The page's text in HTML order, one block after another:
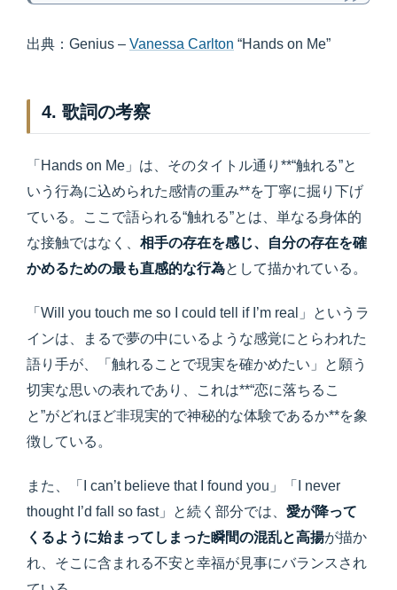
出典：Genius – Vanessa Carlton “Hands on Me”
4. 歌詞の考察
「Hands on Me」は、そのタイトル通り**“触れる”と
いう行為に込められた感情の重み**を丁寧に掘り下げ
ている。ここで語られる“触れる”とは、単なる身体的
な接触ではなく、 相手の存在を感じ、自分の存在を確
かめるための最も直感的な行為として描かれている。
「Will you touch me so I could tell if I’m real」というラ
インは、まるで夢の中にいるような感覚にとらわれた
語り手が、「触れることで現実を確かめたい」と願う
切実な思いの表れであり、これは**“恋に落ちるこ
と”がどれほど非現実的で神秘的な体験であるか**を象
徴している。
また、「I can’t believe that I found you」「I never
thought I’d fall so fast」と続く部分では、 愛が降って
くるように始まってしまった瞬間の混乱と高揚が描か
れ、そこに含まれる不安と幸福が見事にバランスされ